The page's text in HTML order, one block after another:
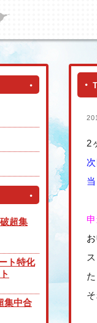
2
超集
ト特化
集中合